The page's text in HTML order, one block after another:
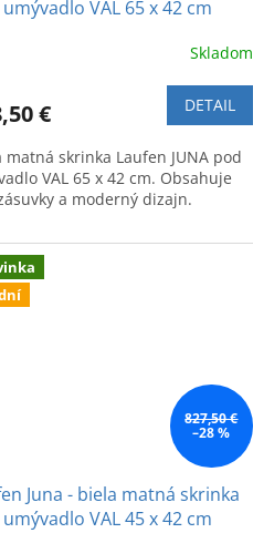
VAL 65 x 42 cm
Skladom
€ DETAIL
matná skrinka Laufen JUNA pod
VAL 65 x 42 cm. Obsahuje
a moderný dizajn.
827,50 €
–28 %
Juna - biela matná skrinka
VAL 45 x 42 cm